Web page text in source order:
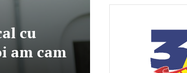
cu
am cam